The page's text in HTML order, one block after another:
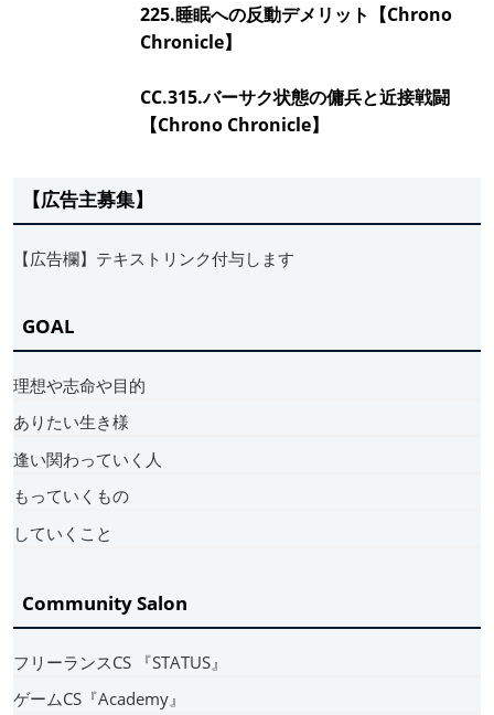
225.睡眠への反動デメリット【Chrono
Chronicle】
CC.315.バーサク状態の傭兵と近接戦闘
【Chrono Chronicle】
【広告主募集】
【広告欄】テキストリンク付与します
GOAL
理想や志命や目的
ありたい生き様
逢い関わっていく人
もっていくもの
していくこと
Community Salon
フリーランスCS 『STATUS』
ゲームCS『Academy』